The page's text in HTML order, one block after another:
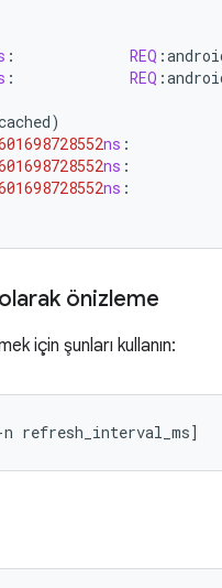
: REQ :
: REQ :
)
ns :
ns :
ns :
önizleme
için şunları kullanın:
refresh_interval_ms]